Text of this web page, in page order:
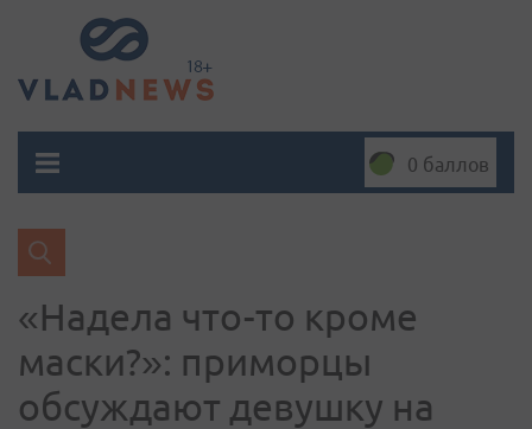
0 баллов
«Надела что-то кроме
маски?»: приморцы
обсуждают девушку на